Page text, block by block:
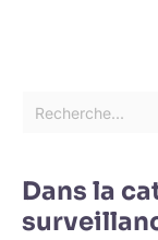
Dans la